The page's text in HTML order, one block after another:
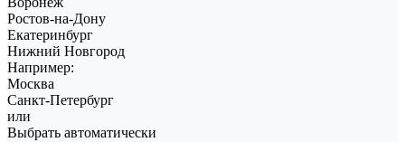
Ростов-на-Дону
Екатеринбург
Нижний Новгород
Например:
Москва
Санкт-Петербург
или
Выбрать автоматически